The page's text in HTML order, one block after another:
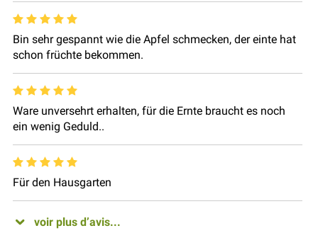
Bin sehr gespannt wie die Apfel schmecken, der einte hat
schon früchte bekommen.
Ware unversehrt erhalten, für die Ernte braucht es noch
ein wenig Geduld..
Für den Hausgarten
voir plus d’avis...